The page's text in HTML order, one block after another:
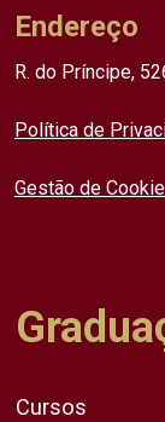
Endereço
R. do Príncipe,
Política de
Gestão de
Cursos